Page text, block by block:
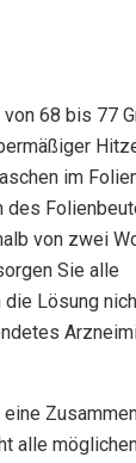
68 bis 77
im
des
von zwei
Sie alle
die Lösung
alle